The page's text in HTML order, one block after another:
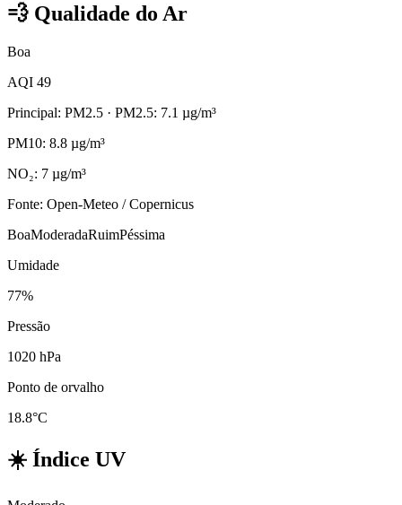
💨 Qualidade do Ar
Boa
AQI 49
Principal: PM2.5 · PM2.5: 7.1 µg/m³
PM10: 8.8 µg/m³
NO₂: 7 µg/m³
Fonte: Open-Meteo / Copernicus
BoaModeradaRuimPéssima
Umidade
77%
Pressão
1020 hPa
Ponto de orvalho
18.8°C
☀️ Índice UV